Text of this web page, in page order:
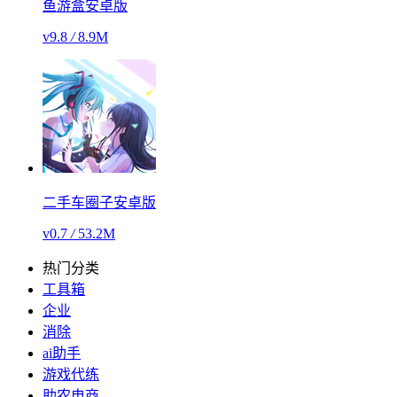
鱼游盒安卓版
v9.8 /8.9M
二手车圈子安卓版
v0.7 /53.2M
热门分类
工具箱
企业
消除
ai助手
游戏代练